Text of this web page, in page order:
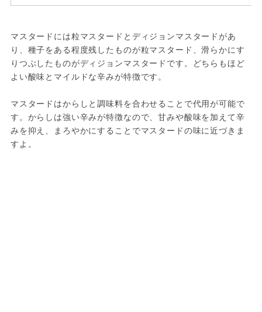
マスタードには粒マスタードとディジョンマスタードがあ
り、種子をある程度残したものが粒マスタード、滑らかにす
りつぶしたものがディジョンマスタードです。どちらもほど
よい酸味とマイルドな辛みが特徴です。
マスタードはからしと調味料を合わせることで代用が可能で
す。からしは強い辛みが特徴なので、甘みや酸味を加えて辛
みを抑え、まろやかにすることでマスタードの味に近づきま
すよ。